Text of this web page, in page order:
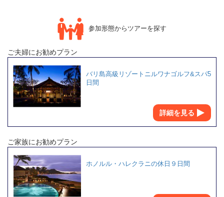
参加形態からツアーを探す
ご夫婦にお勧めプラン
バリ島高級リゾートニルワナゴルフ&スパ5
日間
詳細を見る
ご家族にお勧めプラン
ホノルル・ハレクラニの休日９日間